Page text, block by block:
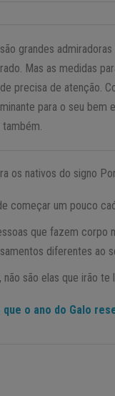
grandes
Mas as medidas
precisa de atenção.
para o seu bem
os nativos do signo
começar um pouco
que fazem corpo
diferentes ao
são elas que irão te
o ano do Galo